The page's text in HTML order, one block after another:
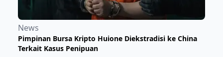
News
Pimpinan Bursa Kripto Huione Diekstradisi ke China
Terkait Kasus Penipuan